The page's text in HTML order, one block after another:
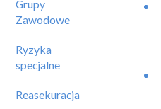
Grupy
Zawodowe
Ryzyka
specjalne
Reasekuracja